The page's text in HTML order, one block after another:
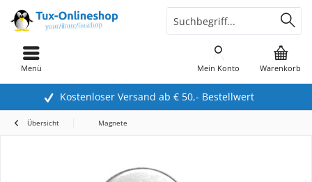
Kostenloser Versand ab € 50,- Bestellwert
Warenkorb
Mein Konto
Menü
Übersicht Magnete